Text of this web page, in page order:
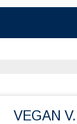
VEGAN